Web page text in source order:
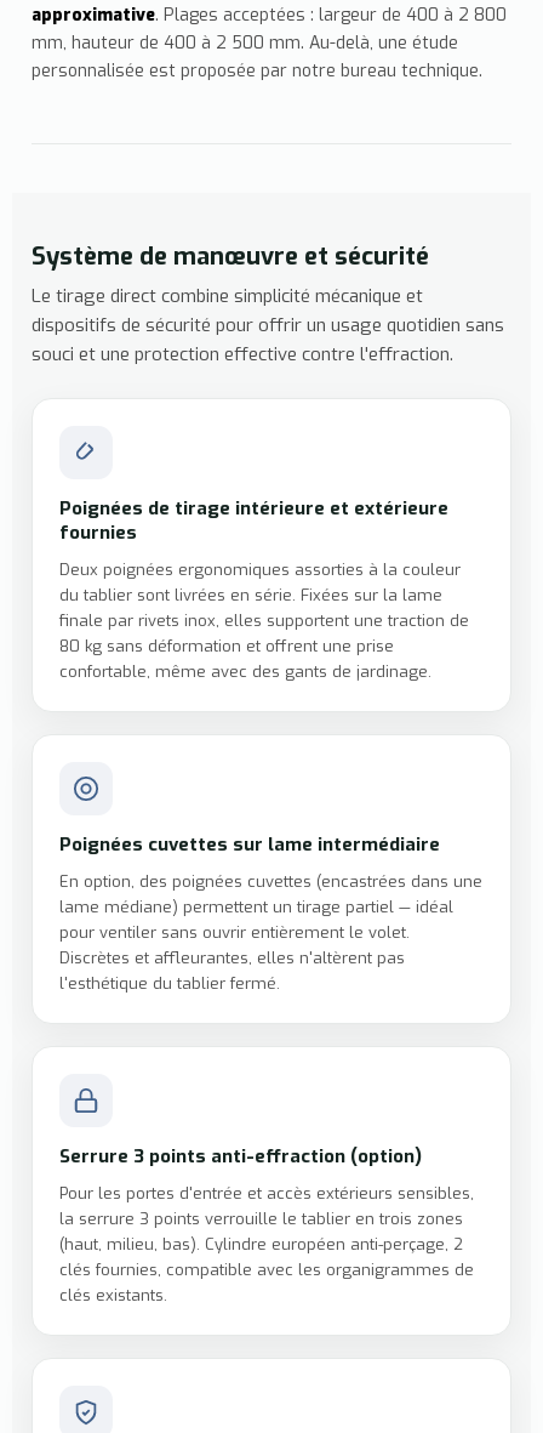
approximative. Plages acceptées : largeur de 400 à 2 800
mm, hauteur de 400 à 2 500 mm. Au-delà, une étude
personnalisée est proposée par notre bureau technique.
Système de manœuvre et sécurité
Le tirage direct combine simplicité mécanique et
dispositifs de sécurité pour offrir un usage quotidien sans
souci et une protection effective contre l'effraction.
Poignées de tirage intérieure et extérieure
fournies
Deux poignées ergonomiques assorties à la couleur
du tablier sont livrées en série. Fixées sur la lame
finale par rivets inox, elles supportent une traction de
80 kg sans déformation et offrent une prise
confortable, même avec des gants de jardinage.
Poignées cuvettes sur lame intermédiaire
En option, des poignées cuvettes (encastrées dans une
lame médiane) permettent un tirage partiel — idéal
pour ventiler sans ouvrir entièrement le volet.
Discrètes et affleurantes, elles n'altèrent pas
l'esthétique du tablier fermé.
Serrure 3 points anti-effraction (option)
Pour les portes d'entrée et accès extérieurs sensibles,
la serrure 3 points verrouille le tablier en trois zones
(haut, milieu, bas). Cylindre européen anti-perçage, 2
clés fournies, compatible avec les organigrammes de
clés existants.